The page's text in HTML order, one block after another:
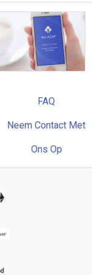
FAQ
Neem Contact Met
Ons Op